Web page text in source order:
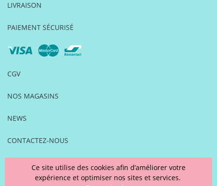
LIVRAISON
PAIEMENT SÉCURISÉ
CGV
NOS MAGASINS
NEWS
CONTACTEZ-NOUS
FOIRE AUX QUESTIONS
Ce site utilise des cookies afin d’améliorer votre
expérience et optimiser nos sites et services.